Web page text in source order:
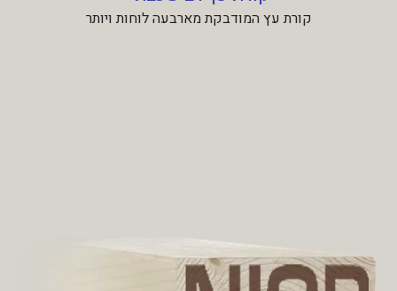
קורת עץ המודבקת מארבעה לוחות ויותר